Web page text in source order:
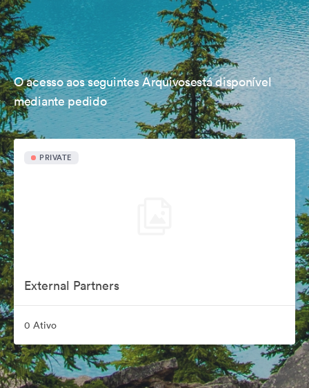
O acesso aos seguintes Arquivosestá disponível
mediante pedido
PRIVATE
External Partners
0 Ativo